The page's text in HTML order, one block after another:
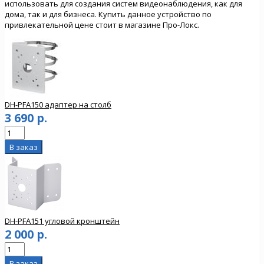
использовать для создания систем видеонаблюдения, как для
дома, так и для бизнеса. Купить данное устройство по
привлекательной цене стоит в магазине Про-Локс.
DH-PFA150 адаптер на столб
3 690 р.
DH-PFA151 угловой кронштейн
2 000 р.